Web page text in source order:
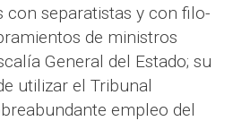
con separatistas y con filo-
de ministros
General del Estado; su
utilizar el Tribunal
empleo del